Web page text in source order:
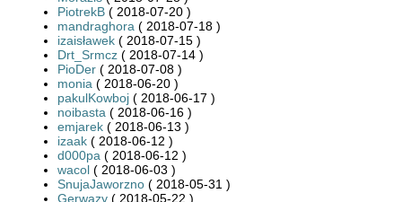
PiotrekB ( 2018-07-20 )
mandraghora ( 2018-07-18 )
izaisławek ( 2018-07-15 )
Drt_Srmcz ( 2018-07-14 )
PioDer ( 2018-07-08 )
monia ( 2018-06-20 )
pakulKowboj ( 2018-06-17 )
noibasta ( 2018-06-16 )
emjarek ( 2018-06-13 )
izaak ( 2018-06-12 )
d000pa ( 2018-06-12 )
wacol ( 2018-06-03 )
SnujaJaworzno ( 2018-05-31 )
Gerwazy ( 2018-05-22 )